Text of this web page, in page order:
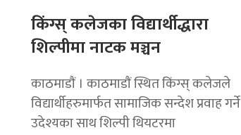
किंग्स् कलेजका विद्यार्थीद्धारा
शिल्पीमा नाटक मञ्चन
काठमाडाैं । काठमाडाैं स्थित किंग्स् कलेजले
विद्यार्थीहरुमार्फत सामाजिक सन्देश प्रवाह गर्ने
उदेश्यका साथ शिल्पी थियटरमा